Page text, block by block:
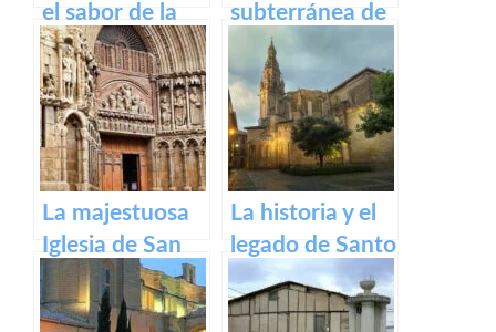
el sabor de la
excelencia en
vinos
subterránea de
Arnedo: La
cueva de los
cien pilares
La majestuosa
Iglesia de San
Bartolomé en
Logroño
La historia y el
legado de Santo
Domingo de la
Calzada